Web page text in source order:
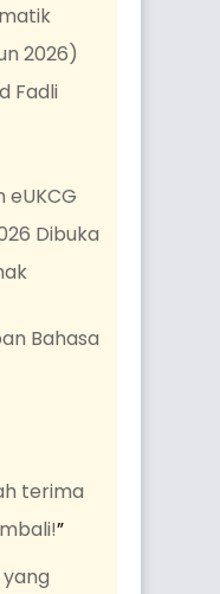
2026)
Fadli
eUKCG
Dibuka
Bahasa
terima
”